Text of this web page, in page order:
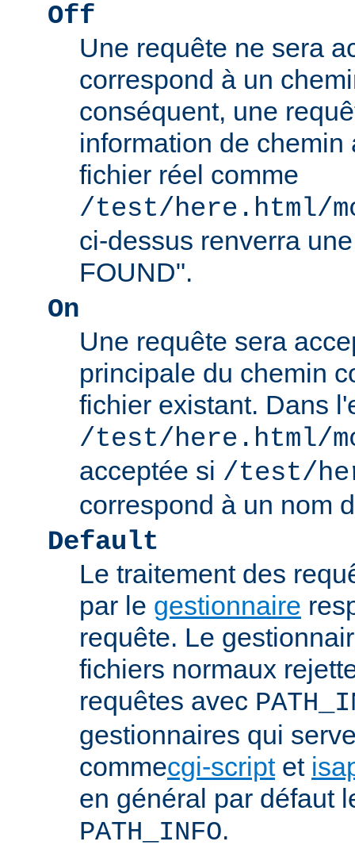
Off
Une requête ne sera
correspond à un
conséquent, une
information de chemin
fichier réel comme
/test/here.html/
ci-dessus renverra
FOUND".
On
Une requête sera
principale du chemin
fichier existant. Dans
/test/here.html/
acceptée si /test/
correspond à un nom
Default
Le traitement des
par le gestionnaire
requête. Le
fichiers normaux
requêtes avec
gestionnaires qui
commecgi-scriptet
en général par défaut
PATH_INFO.